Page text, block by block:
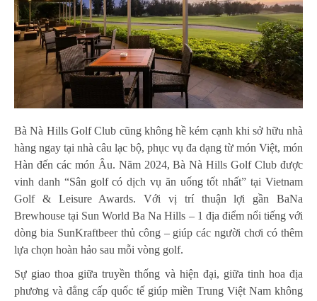
Bà Nà Hills Golf Club cũng không hề kém cạnh khi sở hữu nhà
hàng ngay tại nhà câu lạc bộ, phục vụ đa dạng từ món Việt, món
Hàn đến các món Âu. Năm 2024, Bà Nà Hills Golf Club được
vinh danh “Sân golf có dịch vụ ăn uống tốt nhất” tại Vietnam
Golf & Leisure Awards. Với vị trí thuận lợi gần BaNa
Brewhouse tại Sun World Ba Na Hills – 1 địa điểm nổi tiếng với
dòng bia SunKraftbeer thủ công – giúp các người chơi có thêm
lựa chọn hoàn hảo sau mỗi vòng golf.
Sự giao thoa giữa truyền thống và hiện đại, giữa tinh hoa địa
phương và đẳng cấp quốc tế giúp miền Trung Việt Nam không